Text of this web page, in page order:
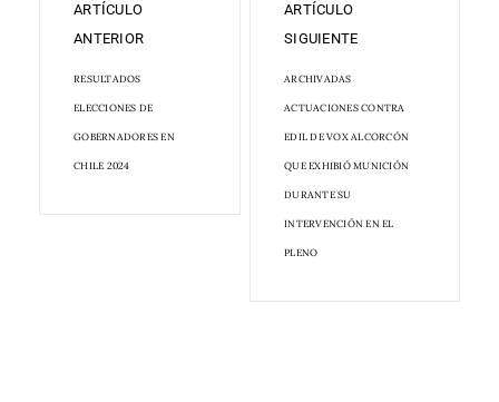
ARTÍCULO
ANTERIOR
RESULTADOS
ELECCIONES DE
GOBERNADORES EN
CHILE 2024
ARTÍCULO
SIGUIENTE
ARCHIVADAS
ACTUACIONES CONTRA
EDIL DE VOX ALCORCÓN
QUE EXHIBIÓ MUNICIÓN
DURANTE SU
INTERVENCIÓN EN EL
PLENO